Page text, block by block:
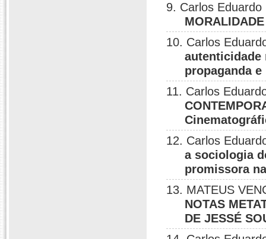
9. Carlos
10. Carlos
autenticidade
propaganda
11. Carlos
12. Carlos
a sociologia
promissora
13. MATEUS
NOTAS
DE JESSÉ